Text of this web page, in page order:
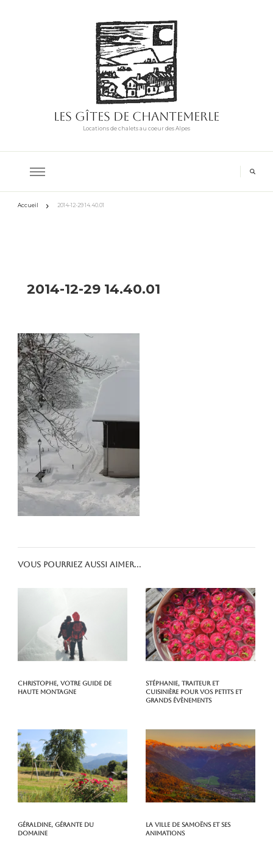
Les Gîtes de Chantemerle
Locations de chalets au coeur des Alpes
Accueil 2014-12-29 14.40.01
2014-12-29 14.40.01
Vous pourriez aussi aimer...
Christophe, votre guide de
haute montagne
Stéphanie, traiteur et
cuisinière pour vos petits et
grands évènements
Géraldine, gérante du
domaine
La ville de Samoëns et ses
animations